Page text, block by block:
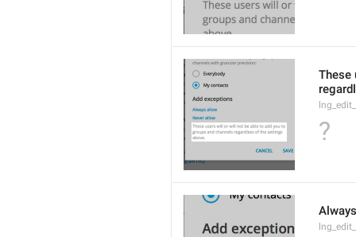
These
?